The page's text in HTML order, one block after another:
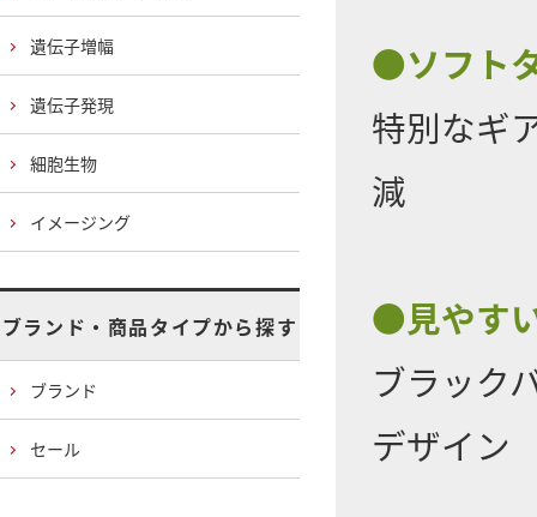
●ソフト
特別なギ
減
●見やす
ブラック
デザイン
遺伝子増幅
遺伝子発現
細胞生物
イメージング
ブランド・商品タイプから探す
ブランド
セール